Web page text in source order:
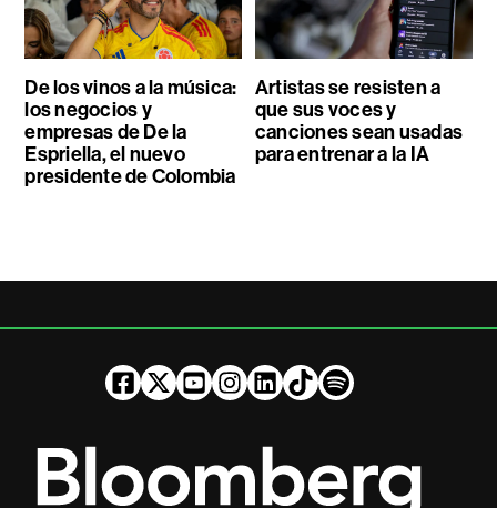
De los vinos a la música:
los negocios y
empresas de De la
Espriella, el nuevo
presidente de Colombia
Artistas se resisten a
que sus voces y
canciones sean usadas
para entrenar a la IA